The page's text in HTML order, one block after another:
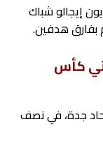
أوديون إيجالو شباك
بفارق هدفين.
كأس
جدة، في نصف